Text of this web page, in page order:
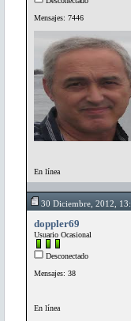
Mensajes: 7446
En línea
30 Diciembre, 2012,
doppler69
Usuario Ocasional
Desconectado
Mensajes: 38
En línea